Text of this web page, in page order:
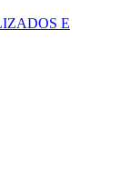
E